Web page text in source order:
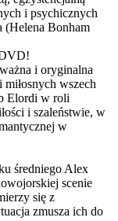
i psychicznych
(Helena Bonham
i oryginalna
wszech
Elordi w roli
i szaleństwie, w
w
średniego Alex
scenie
się z
zmusza ich do